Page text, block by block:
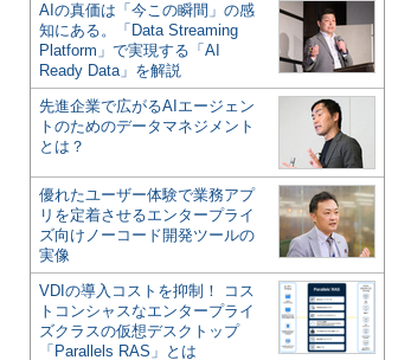
AIの真価は「今この瞬間」の感
知にある。「Data Streaming
Platform」で実現する「AI
Ready Data」を解説
先進企業で広がるAIエージェン
トのためのデータマネジメント
とは？
優れたユーザー体験で業務アプ
リを定着させるエンタープライ
ズ向けノーコード開発ツールの
実像
VDIの導入コストを抑制！ コス
トコンシャスなエンタープライ
ズクラスの仮想デスクトップ
「Parallels RAS」とは